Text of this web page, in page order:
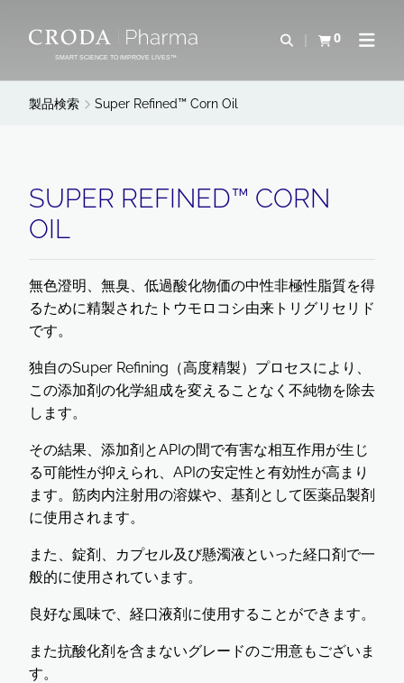
ン
ー
SMART SCIENCE TO IMPROVE LIVES™
検索を開く
0
カートを確認す
ナビ
製品検索 Super Refined™ Corn Oil
SUPER REFINED™ CORN
OIL
無色澄明、無臭、低過酸化物価の中性非極性脂質を得
るために精製されたトウモロコシ由来トリグリセリド
です。
独自のSuper Refining（高度精製）プロセスにより、
この添加剤の化学組成を変えることなく不純物を除去
します。
その結果、添加剤とAPIの間で有害な相互作用が生じ
る可能性が抑えられ、APIの安定性と有効性が高まり
ます。筋肉内注射用の溶媒や、基剤として医薬品製剤
に使用されます。
また、錠剤、カプセル及び懸濁液といった経口剤で一
般的に使用されています。
良好な風味で、経口液剤に使用することができます。
また抗酸化剤を含まないグレードのご用意もございま
す。